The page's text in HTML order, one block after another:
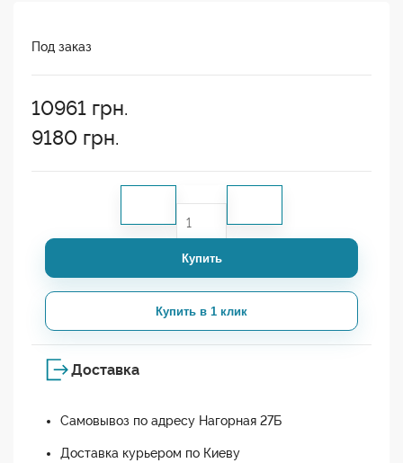
Под заказ
10961 грн.
9180 грн.
Купить
Купить в 1 клик
Доставка
Самовывоз по адресу Нагорная 27Б
Доставка курьером по Киеву